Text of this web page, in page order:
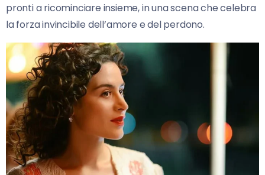
pronti a ricominciare insieme, in una scena che celebra
la forza invincibile dell’amore e del perdono.